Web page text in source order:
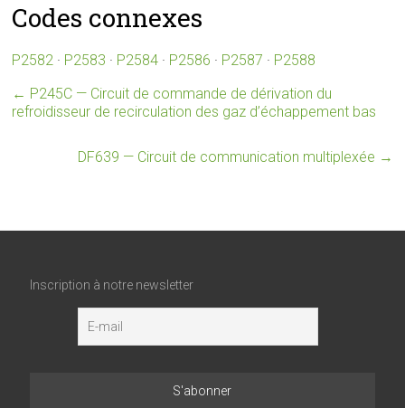
Codes connexes
P2582 · P2583 · P2584 · P2586 · P2587 · P2588
← P245C — Circuit de commande de dérivation du
refroidisseur de recirculation des gaz d’échappement bas
DF639 — Circuit de communication multiplexée →
Inscription à notre newsletter